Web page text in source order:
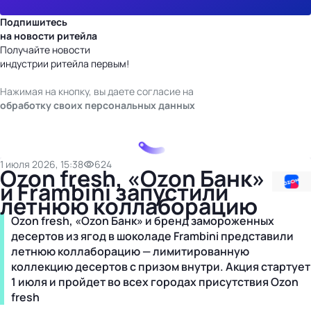
Подпишитесь
на новости ритейла
Получайте новости
индустрии ритейла первым!
Нажимая на кнопку, вы даете согласие на
обработку своих персональных данных
1 июля 2026, 15:38 624
Ozon fresh, «Ozon Банк»
и Frambini запустили
летнюю коллаборацию
Ozon fresh, «Ozon Банк» и бренд замороженных
десертов из ягод в шоколаде Frambini представили
летнюю коллаборацию — лимитированную
коллекцию десертов с призом внутри. Акция стартует
1 июля и пройдет во всех городах присутствия Ozon
fresh